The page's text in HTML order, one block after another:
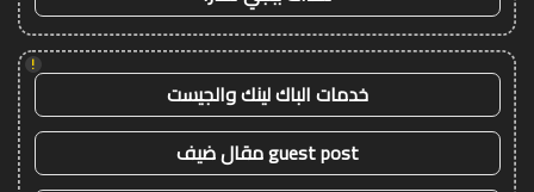
!
خدمات الباك لينك والجيست
guest post مقال ضيف